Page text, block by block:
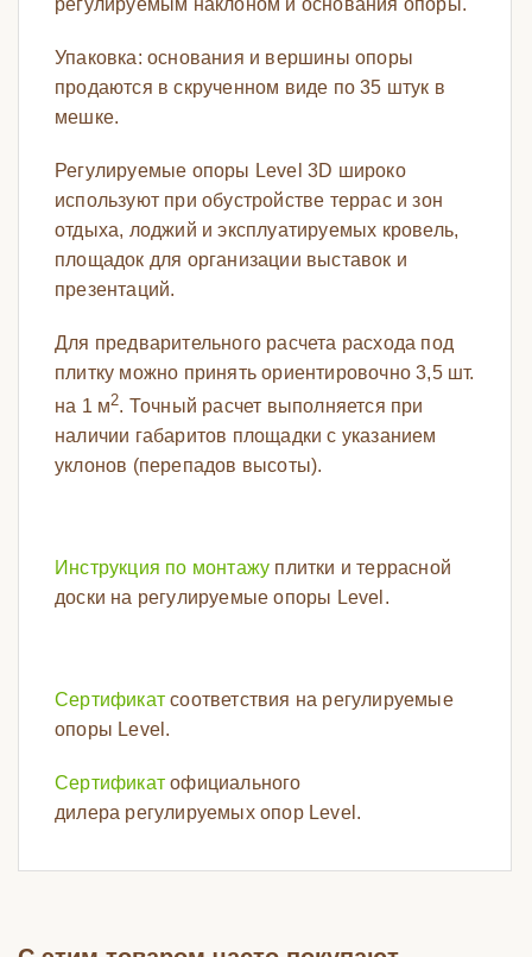
регулируемым наклоном и основания опоры.
Упаковка: основания и вершины опоры
продаются в скрученном виде по 35 штук в
мешке.
Регулируемые опоры Level 3D широко
используют при обустройстве террас и зон
отдыха, лоджий и эксплуатируемых кровель,
площадок для организации выставок и
презентаций.
Для предварительного расчета расхода под
плитку можно принять ориентировочно 3,5 шт.
на 1 м2. Точный расчет выполняется при
наличии габаритов площадки с указанием
уклонов (перепадов высоты).
Инструкция по монтажу плитки и террасной
доски на регулируемые опоры Level.
Сертификат соответствия на регулируемые
опоры Level.
Сертификат официального
дилера регулируемых опор Level.